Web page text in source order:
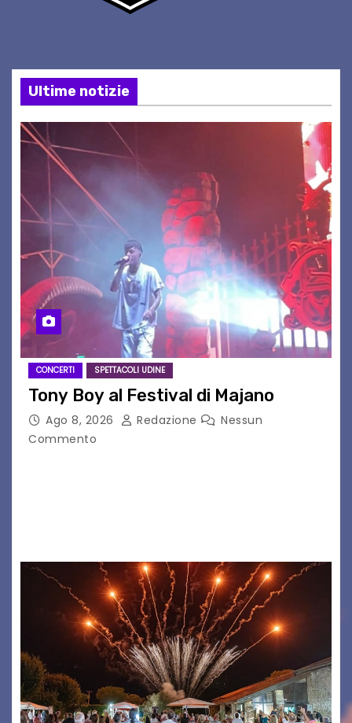
Ultime notizie
CONCERTI SPETTACOLI UDINE
Tony Boy al Festival di Majano
Ago 8, 2026 Redazione
Nessun
Commento